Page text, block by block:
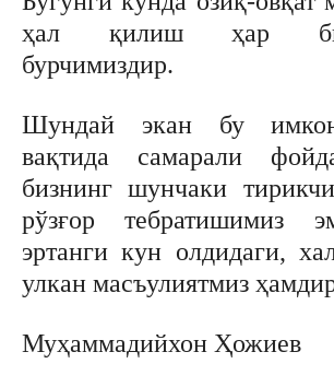
ҳал қилиш ҳар
бурчимиздир.
Шундай экан бу
вақтида самарали
бизнинг шунчаки
рўзғор тебратишимиз
эртанги кун олдидаги,
улкан масъулиятмиз
Муҳаммадийхон Ҳожиев